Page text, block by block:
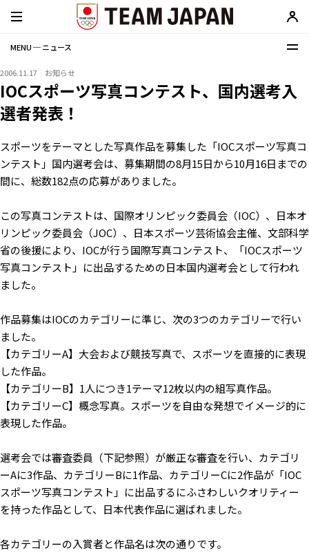
MENU ─ ニュース
2006.11.17 お知らせ
IOCスポーツ写真コンテスト、国内選考入
選者発表！
スポーツをテーマとした写真作品を募集した「IOCスポーツ写真コ
ンテスト」国内選考会は、募集期間の8月15日から10月16日までの
間に、総数182点の応募がありました。
この写真コンテストは、国際オリンピック委員会（IOC）、日本オ
リンピック委員会（JOC）、日本スポーツ芸術協会主催、文部科学
省の後援により、IOCが行う国際写真コンテスト、「IOCスポーツ
写真コンテスト」に出品するための日本国内選考会として行われ
ました。
作品募集はIOCのカテゴリーに準じ、次の3つのカテゴリーで行い
ました。
【カテゴリーA】大会および競技写真で、スポーツを直接的に表現
した作品。
【カテゴリーB】1人につき1テーマ12枚以内の組写真作品。
【カテゴリーC】概念写真。スポーツを自由な発想でイメージ的に
表現した作品。
選考会では審査委員（下記参照）が厳正な審査を行い、カテゴリ
ーAに3作品、カテゴリーBに1作品、カテゴリーCに2作品が「IOC
スポーツ写真コンテスト」に出品するにふさわしいクオリティー
を持った作品として、日本代表作品に選ばれました。
各カテゴリーの入賞者と作品名は次の通りです。